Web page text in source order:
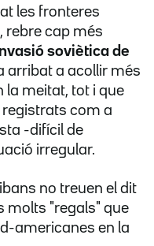
les fronteres
rebre cap més
soviètica de
arribat a acollir més
la meitat, tot i que
com a
-difícil de
irregular.
no treuen el dit
molts "regals" que
americanes en la